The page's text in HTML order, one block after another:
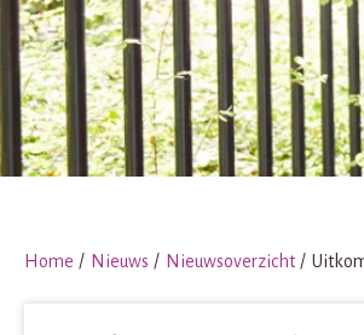
Home Nieuws Nieuwsoverzicht